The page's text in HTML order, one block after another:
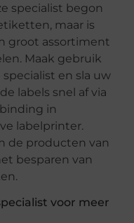
specialist begon
maar is
groot assortiment
Maak gebruik
en sla uw
labels snel af via
in
labelprinter.
de producten van
besparen van
voor meer